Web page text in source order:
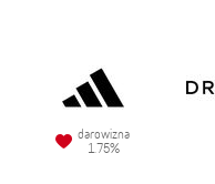
darowizna
1.75%